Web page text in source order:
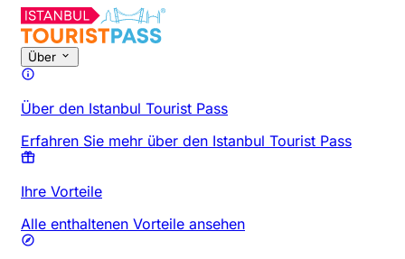
Über
Über den Istanbul Tourist Pass
Erfahren Sie mehr über den Istanbul Tourist Pass
Ihre Vorteile
Alle enthaltenen Vorteile ansehen